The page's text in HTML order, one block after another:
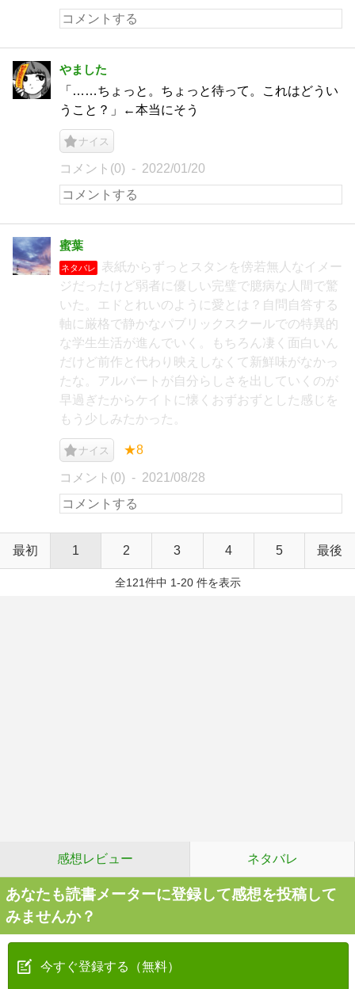
やました
「……ちょっと。ちょっと待って。これはどうい
うこと？」←本当にそう
ナイス
コメント(0) 2022/01/20
蜜葉
ネタバレ
表紙からずっとスタンを傍若無人なイメー
ジだったけど弱者に優しい完璧で臆病な人間で驚
いた。エドとれいのように愛とは？自問自答する
軸に厳格で静かなパブリックスクールでの特異的
な学生生活が進んでいく。もちろん凄く面白いん
だけど前作と代わり映えしなくて新鮮味がなかっ
たな。アルバートが自分らしさを出していくのが
早過ぎたからケイトに懐くおずおずとした感じを
もう少しみたかった。
ナイス ★8
コメント(0) 2021/08/28
最初 1 2 3 4 5 最後
全121件中 1-20 件を表示
感想レビュー ネタバレ
あなたも読書メーターに登録して感想を投稿して
みませんか？
今すぐ登録する（無料）